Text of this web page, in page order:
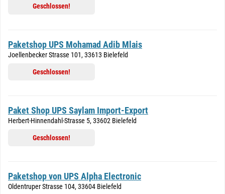
Geschlossen!
Paketshop UPS Mohamad Adib Mlais
Joellenbecker Strasse 101, 33613 Bielefeld
Geschlossen!
Paket Shop UPS Saylam Import-Export
Herbert-Hinnendahl-Strasse 5, 33602 Bielefeld
Geschlossen!
Paketshop von UPS Alpha Electronic
Oldentruper Strasse 104, 33604 Bielefeld